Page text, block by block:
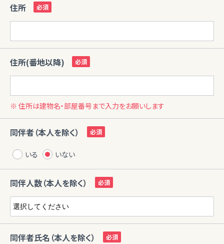
住所
住所(番地以降)
※ 住所は建物名・部屋番号まで入力をお願いします
同伴者（本人を除く）
いる いない
同伴人数（本人を除く）
同伴者氏名（本人を除く）